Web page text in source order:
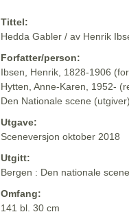
Tittel:
Hedda Gabler / av Henrik
Forfatter/person:
Ibsen, Henrik, 1828-1906
Hytten, Anne-Karen, 1952-
Den Nationale scene (utgiver)
Utgave:
Sceneversjon oktober 2018
Utgitt:
Bergen : Den nationale
Omfang:
141 bl. 30 cm